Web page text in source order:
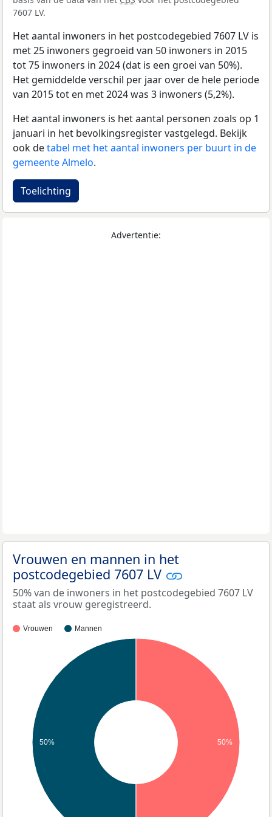
7607 LV.
Het aantal inwoners in het postcodegebied 7607 LV is
met 25 inwoners gegroeid van 50 inwoners in 2015
tot 75 inwoners in 2024 (dat is een groei van 50%).
Het gemiddelde verschil per jaar over de hele periode
van 2015 tot en met 2024 was 3 inwoners (5,2%).
Het aantal inwoners is het aantal personen zoals op 1
januari in het bevolkingsregister vastgelegd. Bekijk
ook detabel met het aantal inwoners per buurt in de
gemeente Almelo.
Toelichting
Advertentie:
Vrouwen en mannen in het
postcodegebied 7607 LV
50% van de inwoners in het postcodegebied 7607 LV
staat als vrouw geregistreerd.
Vrouwen Mannen
50% 50%